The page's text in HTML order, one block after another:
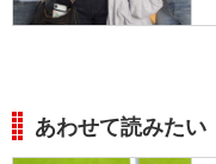
あわせて読みたい